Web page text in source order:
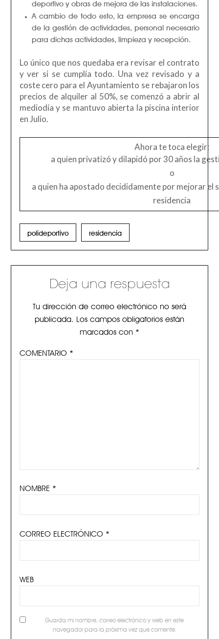
deportivo y obras de mejora de las instalaciones.
A cambio de todo esto, la empresa se encarga
de la gestión de actividades, personal necesario
para dichas actividades, limpieza y recepción.
Lo único que nos quedaba era revisar el contrato
y ver si se cumplía todo. Una vez revisado y a
coste cero para el Ayuntamiento se rebajaron los
precios de alquiler al 50%, se comenzó a abrir al
mediodía y se mantuvo abierta la piscina interior
en Julio.
Ahora te toca elegir:
a quien privatizó y dilapidó por 30 años la
o
a quien ha apostado decididamente por mejorar
residencia
polideportivo residencia
Deja una respuesta
Tu dirección de correo electrónico no será
publicada. Los campos obligatorios están
marcados con *
COMENTARIO *
NOMBRE *
CORREO ELECTRÓNICO *
WEB
Guarda mi nombre, correo electrónico y web en este
navegador para la próxima vez que comente.